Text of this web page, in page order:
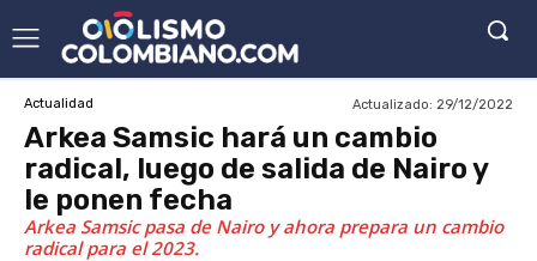
Actualidad Actualizado: 29/12/2022
Arkea Samsic hará un cambio
radical, luego de salida de Nairo y
le ponen fecha
Arkea Samsic pasa de Nairo y ahora prepara un cambio
radical para el 2023.